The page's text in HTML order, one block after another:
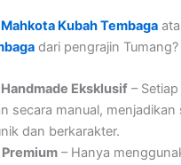
Mahkota Kubah Tembaga
dari pengrajin Tumang?
Eksklusif– Setiap
secara manual, menjadikan
dan berkarakter.
– Hanya